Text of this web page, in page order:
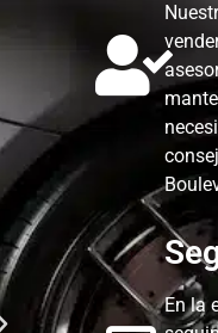
Excelente servicio,
la sucursal tu
requiere tu
muy amables y muy
instalaciones de
En la